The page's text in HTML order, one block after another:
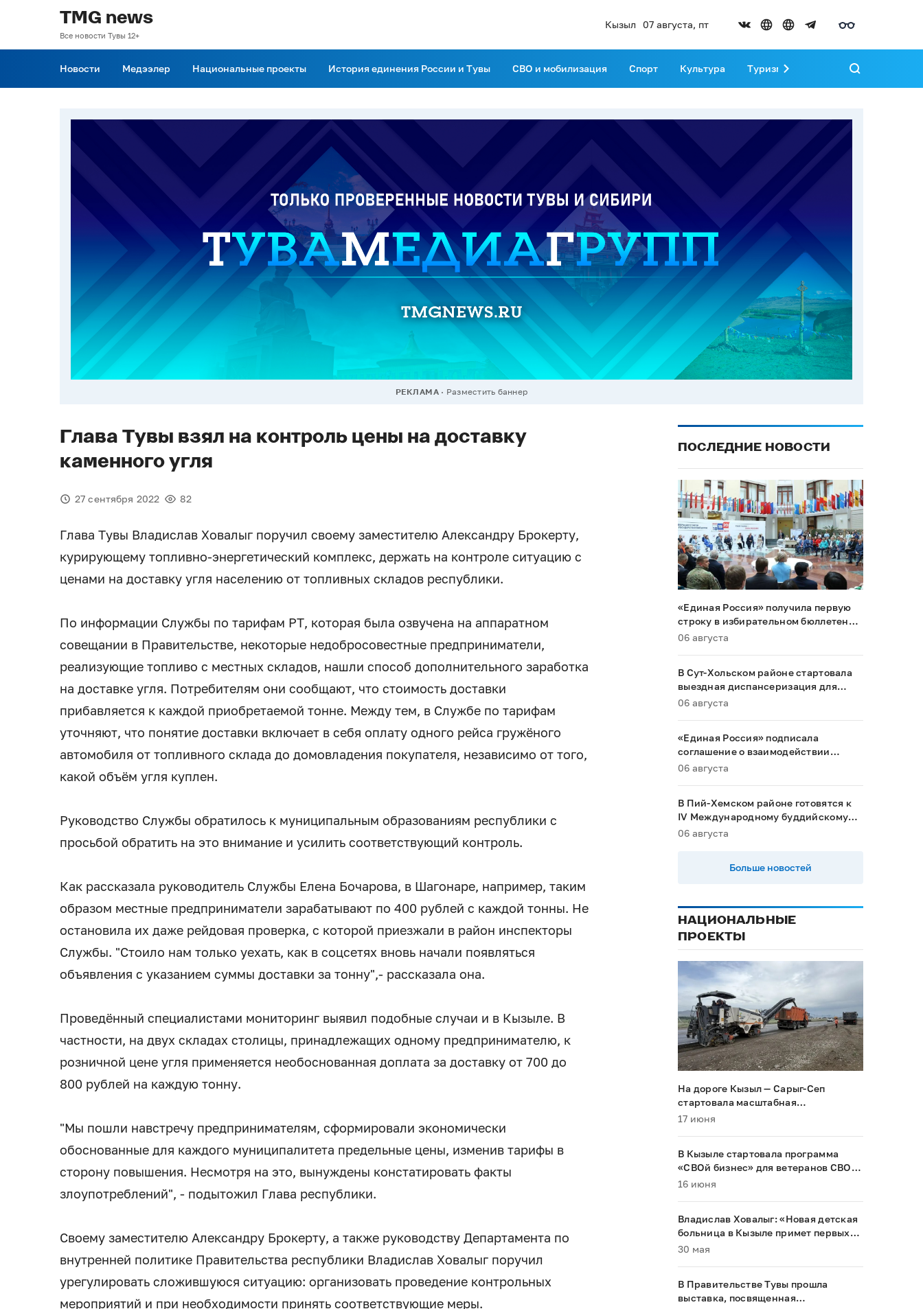
TMG news
Все новости Тувы 12+
Кызыл 07 августа, пт
Новости Медээлер Национальные проекты История единения России и Тувы СВО и мобилизация Спорт Культура Туризм Развитие Тувы
РЕКЛАМА Разместить баннер
Глава Тувы взял на контроль цены на доставку
каменного угля
27 сентября 2022 82
Глава Тувы Владислав Ховалыг поручил своему заместителю Александру Брокерту,
курирующему топливно-энергетический комплекс, держать на контроле ситуацию с
ценами на доставку угля населению от топливных складов республики.
По информации Службы по тарифам РТ, которая была озвучена на аппаратном
совещании в Правительстве, некоторые недобросовестные предприниматели,
реализующие топливо с местных складов, нашли способ дополнительного заработка
на доставке угля. Потребителям они сообщают, что стоимость доставки
прибавляется к каждой приобретаемой тонне. Между тем, в Службе по тарифам
уточняют, что понятие доставки включает в себя оплату одного рейса гружёного
автомобиля от топливного склада до домовладения покупателя, независимо от того,
какой объём угля куплен.
Руководство Службы обратилось к муниципальным образованиям республики с
просьбой обратить на это внимание и усилить соответствующий контроль.
Как рассказала руководитель Службы Елена Бочарова, в Шагонаре, например, таким
образом местные предприниматели зарабатывают по 400 рублей с каждой тонны. Не
остановила их даже рейдовая проверка, с которой приезжали в район инспекторы
Службы. "Стоило нам только уехать, как в соцсетях вновь начали появляться
объявления с указанием суммы доставки за тонну",- рассказала она.
Проведённый специалистами мониторинг выявил подобные случаи и в Кызыле. В
частности, на двух складах столицы, принадлежащих одному предпринимателю, к
розничной цене угля применяется необоснованная доплата за доставку от 700 до
800 рублей на каждую тонну.
"Мы пошли навстречу предпринимателям, сформировали экономически
обоснованные для каждого муниципалитета предельные цены, изменив тарифы в
сторону повышения. Несмотря на это, вынуждены констатировать факты
злоупотреблений", - подытожил Глава республики.
Своему заместителю Александру Брокерту, а также руководству Департамента по
внутренней политике Правительства республики Владислав Ховалыг поручил
урегулировать сложившуюся ситуацию: организовать проведение контрольных
мероприятий и при необходимости принять соответствующие меры.
ПОСЛЕДНИЕ НОВОСТИ
«Единая Россия» получила первую
строку в избирательном бюллетене
на выборах в Госдуму
06 августа
В Сут-Хольском районе стартовала
выездная диспансеризация для
маломобильных граждан
06 августа
«Единая Россия» подписала
соглашение о взаимодействии
между Общественной палатой РФ и
06 августа
В Пий-Хемском районе готовятся к
IV Международному буддийскому
форуму
06 августа
Больше новостей
НАЦИОНАЛЬНЫЕ
ПРОЕКТЫ
На дороге Кызыл — Сарыг-Сеп
стартовала масштабная
реконструкция
17 июня
В Кызыле стартовала программа
«СВОй бизнес» для ветеранов СВО и
их семей
16 июня
Владислав Ховалыг: «Новая детская
больница в Кызыле примет первых
пациентов в 2028 году»
30 мая
В Правительстве Тувы прошла
выставка, посвященная